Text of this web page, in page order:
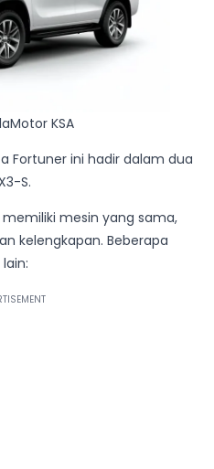
KSA
Fortuner ini hadir dalam dua
S.
mesin yang sama,
kelengkapan. Beberapa